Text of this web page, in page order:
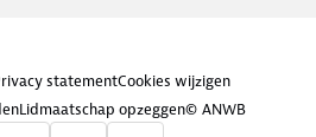
statementCookies wijzigen
Lidmaatschap opzeggen© ANWB